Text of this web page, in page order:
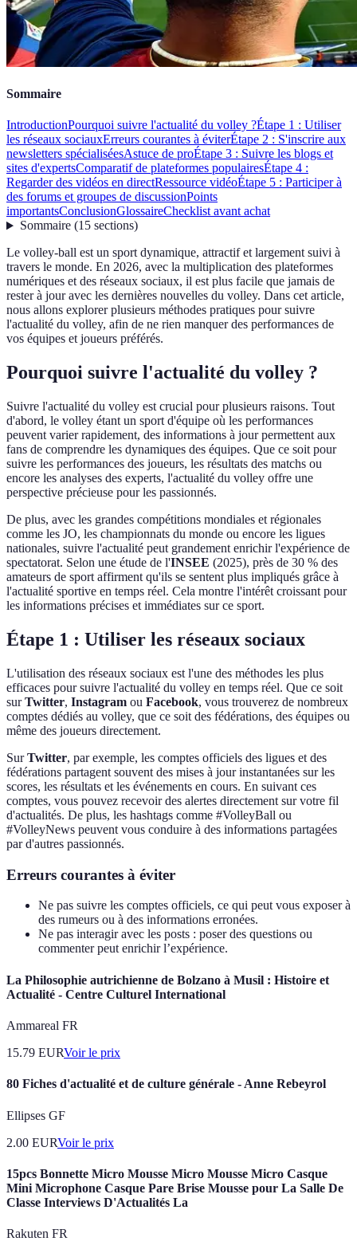
Sommaire
IntroductionPourquoi suivre l'actualité du volley ?Étape 1 : Utiliser
les réseaux sociauxErreurs courantes à éviterÉtape 2 : S'inscrire aux
newsletters spécialiséesAstuce de proÉtape 3 : Suivre les blogs et
sites d'expertsComparatif de plateformes populairesÉtape 4 :
Regarder des vidéos en directRessource vidéoÉtape 5 : Participer à
des forums et groupes de discussionPoints
importantsConclusionGlossaireChecklist avant achat
Sommaire(15 sections)
Le volley-ball est un sport dynamique, attractif et largement suivi à
travers le monde. En 2026, avec la multiplication des plateformes
numériques et des réseaux sociaux, il est plus facile que jamais de
rester à jour avec les dernières nouvelles du volley. Dans cet article,
nous allons explorer plusieurs méthodes pratiques pour suivre
l'actualité du volley, afin de ne rien manquer des performances de
vos équipes et joueurs préférés.
Pourquoi suivre l'actualité du volley ?
Suivre l'actualité du volley est crucial pour plusieurs raisons. Tout
d'abord, le volley étant un sport d'équipe où les performances
peuvent varier rapidement, des informations à jour permettent aux
fans de comprendre les dynamiques des équipes. Que ce soit pour
suivre les performances des joueurs, les résultats des matchs ou
encore les analyses des experts, l'actualité du volley offre une
perspective précieuse pour les passionnés.
De plus, avec les grandes compétitions mondiales et régionales
comme les JO, les championnats du monde ou encore les ligues
nationales, suivre l'actualité peut grandement enrichir l'expérience de
spectatorat. Selon une étude de l'INSEE (2025), près de 30 % des
amateurs de sport affirment qu'ils se sentent plus impliqués grâce à
l'actualité sportive en temps réel. Cela montre l'intérêt croissant pour
les informations précises et immédiates sur ce sport.
Étape 1 : Utiliser les réseaux sociaux
L'utilisation des réseaux sociaux est l'une des méthodes les plus
efficaces pour suivre l'actualité du volley en temps réel. Que ce soit
surTwitter, Instagram ou Facebook, vous trouverez de nombreux
comptes dédiés au volley, que ce soit des fédérations, des équipes ou
même des joueurs directement.
SurTwitter, par exemple, les comptes officiels des ligues et des
fédérations partagent souvent des mises à jour instantanées sur les
scores, les résultats et les événements en cours. En suivant ces
comptes, vous pouvez recevoir des alertes directement sur votre fil
d'actualités. De plus, les hashtags comme #VolleyBall ou
#VolleyNews peuvent vous conduire à des informations partagées
par d'autres passionnés.
Erreurs courantes à éviter
Ne pas suivre les comptes officiels, ce qui peut vous exposer à
des rumeurs ou à des informations erronées.
Ne pas interagir avec les posts : poser des questions ou
commenter peut enrichir l’expérience.
La Philosophie autrichienne de Bolzano à Musil : Histoire et
Actualité - Centre Culturel International
Ammareal FR
15.79 EURVoir le prix
80 Fiches d'actualité et de culture générale - Anne Rebeyrol
Ellipses GF
2.00 EURVoir le prix
15pcs Bonnette Micro Mousse Micro Mousse Micro Casque
Mini Microphone Casque Pare Brise Mousse pour La Salle De
Classe Interviews D'Actualités La
Rakuten FR